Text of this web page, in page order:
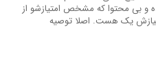
و بی محتوا که مشخص امتیازشو از
یک هست. اصلا توصیه